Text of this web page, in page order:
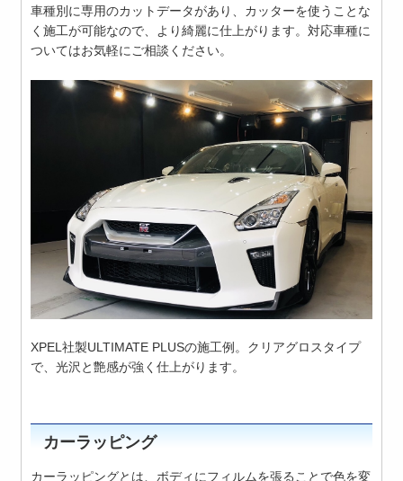
車種別に専用のカットデータがあり、カッターを使うことな
く施工が可能なので、より綺麗に仕上がります。対応車種に
ついてはお気軽にご相談ください。
XPEL社製ULTIMATE PLUSの施工例。クリアグロスタイプ
で、光沢と艶感が強く仕上がります。
カーラッピング
カーラッピングとは、ボディにフィルムを張ることで色を変